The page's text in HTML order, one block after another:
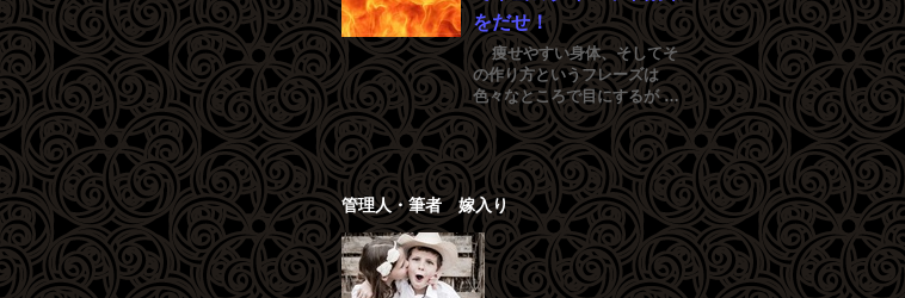
をだせ！
痩せやすい身体、そしてそ
の作り方というフレーズは
色々なところで目にするが …
管理人・筆者 嫁入り